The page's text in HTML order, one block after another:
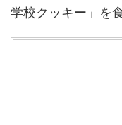
学校クッキー」を